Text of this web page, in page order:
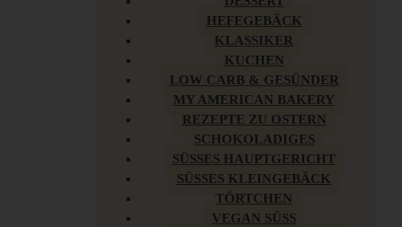
HEFEGEBÄCK
KLASSIKER
KUCHEN
LOW CARB & GESÜNDER
MY AMERICAN BAKERY
REZEPTE ZU OSTERN
SCHOKOLADIGES
SÜSSES HAUPTGERICHT
SÜSSES KLEINGEBÄCK
TÖRTCHEN
VEGAN SÜSS